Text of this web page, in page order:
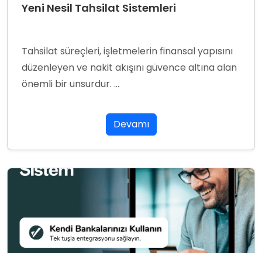
Yeni Nesil Tahsilat Sistemleri
Tahsilat süreçleri, işletmelerin finansal yapısını
düzenleyen ve nakit akışını güvence altına alan
önemli bir unsurdur. ...
Devamı